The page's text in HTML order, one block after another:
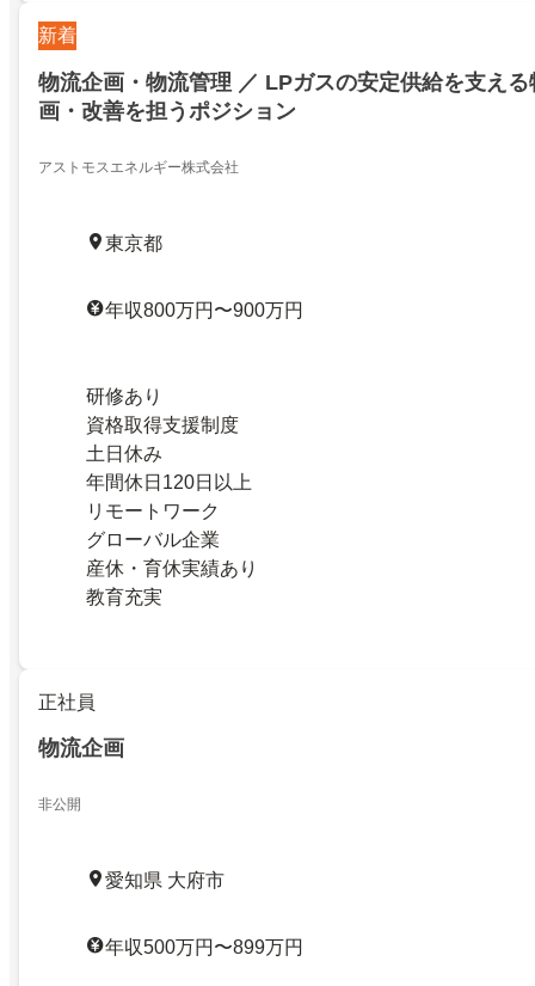
新着
物流企画・物流管理 ／ LPガスの安定供給を支え
画・改善を担うポジション
アストモスエネルギー株式会社
東京都
年収800万円〜900万円
研修あり
資格取得支援制度
土日休み
年間休日120日以上
リモートワーク
グローバル企業
産休・育休実績あり
教育充実
正社員
物流企画
非公開
愛知県 大府市
年収500万円〜899万円